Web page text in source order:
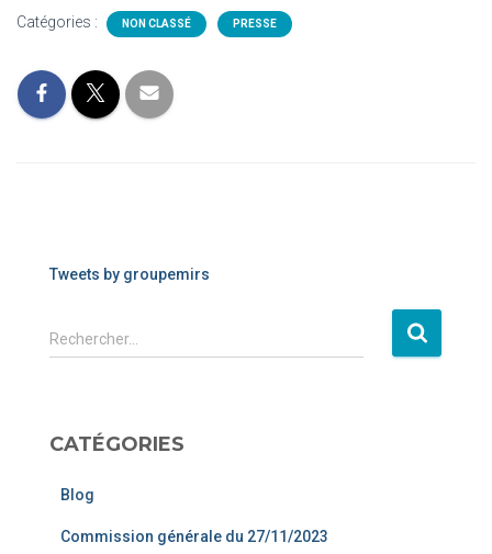
Catégories : NON CLASSÉ PRESSE
Tweets by groupemirs
Rechercher…
CATÉGORIES
Blog
Commission générale du 27/11/2023